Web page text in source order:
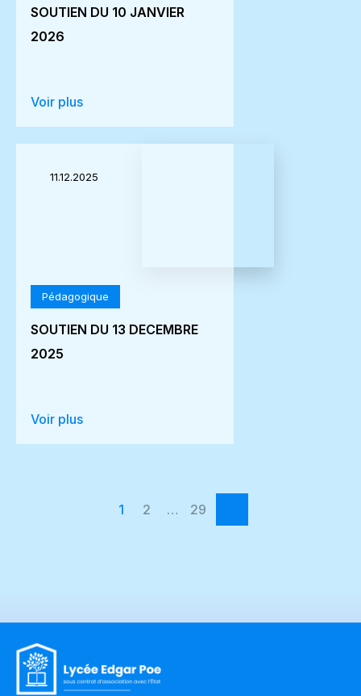
SOUTIEN DU 10 JANVIER
2026
Voir plus
11.12.2025
Pédagogique
SOUTIEN DU 13 DECEMBRE
2025
Voir plus
1 2 … 29